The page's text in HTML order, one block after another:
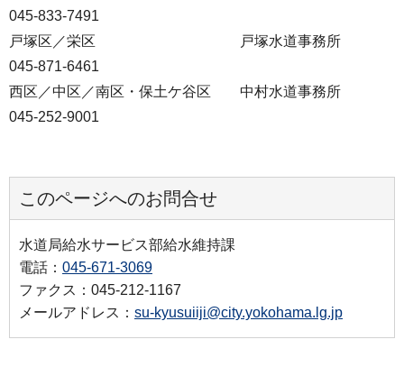
045-833-7491
戸塚区／栄区 戸塚水道事務所
045-871-6461
西区／中区／南区・保土ケ谷区 中村水道事務所
045-252-9001
このページへのお問合せ
水道局給水サービス部給水維持課
電話： 045-671-3069
ファクス：045-212-1167
メールアドレス： su-kyusuiiji@city.yokohama.lg.jp